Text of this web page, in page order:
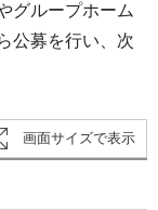
グループホーム
公募を行い、次
画面サイズで表示